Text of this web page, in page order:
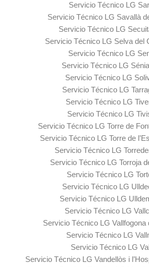
Servicio Técnico LG
Servicio Técnico LG Savallà
Servicio Técnico LG
Servicio Técnico LG Selva del
Servicio Técnico LG
Servicio Técnico LG
Servicio Técnico LG
Servicio Técnico LG
Servicio Técnico LG
Servicio Técnico LG
Servicio Técnico LG Torre de
Servicio Técnico LG Torre de
Servicio Técnico LG
Servicio Técnico LG Torroja
Servicio Técnico LG
Servicio Técnico LG
Servicio Técnico LG
Servicio Técnico LG
Servicio Técnico LG Vallfogona
Servicio Técnico LG
Servicio Técnico LG
Servicio Técnico LG Vandellòs i